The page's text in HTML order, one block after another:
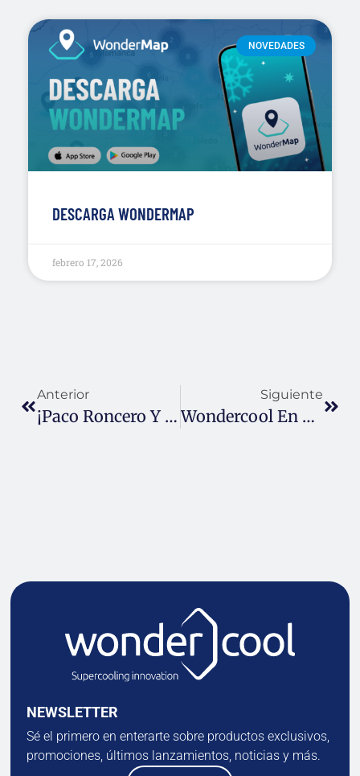
NOVEDADES
DESCARGA WONDERMAP
febrero 17, 2026
Anterior
¡Paco Roncero Y Wondercool Revolucionan La Refrigeración De Bebidas!
Siguiente
Wondercool En Lo Del Comer
NEWSLETTER
Sé el primero en enterarte sobre productos exclusivos,
promociones, últimos lanzamientos, noticias y más.